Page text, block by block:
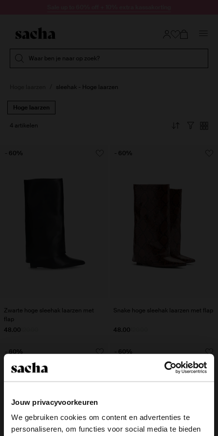
Jouw privacyvoorkeuren
We gebruiken cookies om content en advertenties te
personaliseren, om functies voor social media te bieden
Waar ben je naar op zoek?
sleehak - Hoge laarzen
Hoge laarzen
4 artikelen
Zwarte hoge sleehak laarzen met
flap
48.00
- 60%
Snake hoge sleehak laarzen met flap
48.00
- 60%
- 60% - 60%